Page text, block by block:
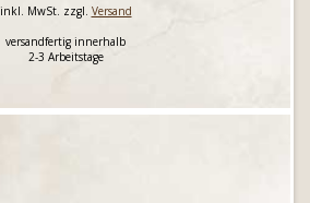
inkl. MwSt. zzgl. Versand
versandfertig innerhalb
2-3 Arbeitstage